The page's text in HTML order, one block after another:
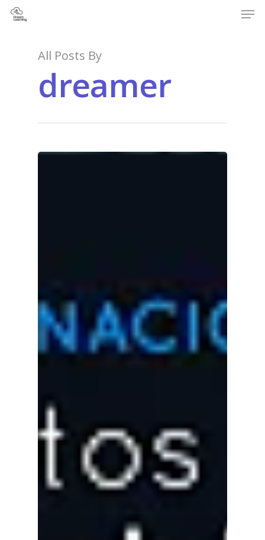
Hit enter to search or ESC to close
All Posts By
dreamer